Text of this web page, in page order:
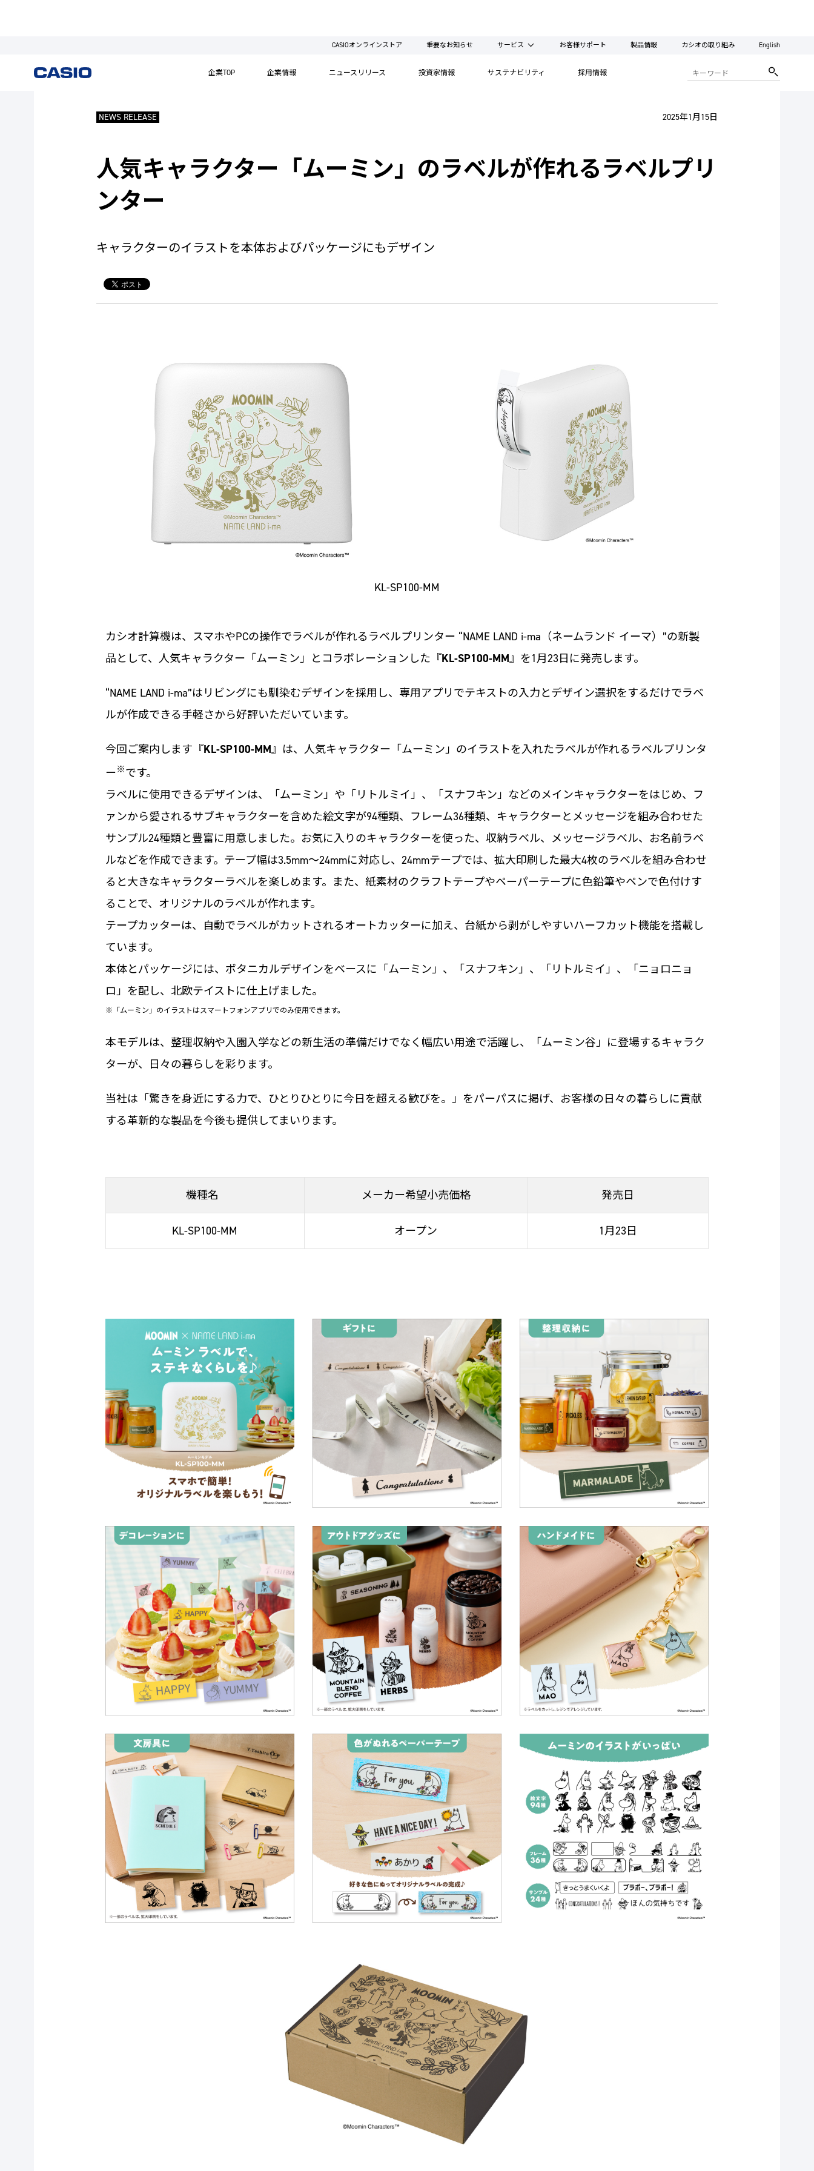
CASIOオンラインストア 重要なお知らせ サービス お客様サポート 製品情報 カシオの取り組み English
企業TOP 企業情報 ニュースリリース 投資家情報 サステナビリティ 採用情報
NEWS RELEASE 2025年1月15日
人気キャラクター「ムーミン」のラベルが作れるラベルプリ
ンター
キャラクターのイラストを本体およびパッケージにもデザイン
KL-SP100-MM
カシオ計算機は、スマホやPCの操作でラベルが作れるラベルプリンター “NAME LAND i-ma（ネームランド イーマ）”の新製
品として、人気キャラクター「ムーミン」とコラボレーションした『KL-SP100-MM』を1月23日に発売します。
“NAME LAND i-ma”はリビングにも馴染むデザインを採用し、専用アプリでテキストの入力とデザイン選択をするだけでラベ
ルが作成できる手軽さから好評いただいています。
今回ご案内します『KL-SP100-MM』は、人気キャラクター「ムーミン」のイラストを入れたラベルが作れるラベルプリンタ
ー※です。
ラベルに使用できるデザインは、「ムーミン」や「リトルミイ」、「スナフキン」などのメインキャラクターをはじめ、フ
ァンから愛されるサブキャラクターを含めた絵文字が94種類、フレーム36種類、キャラクターとメッセージを組み合わせた
サンプル24種類と豊富に用意しました。お気に入りのキャラクターを使った、収納ラベル、メッセージラベル、お名前ラベ
ルなどを作成できます。テープ幅は3.5mm～24mmに対応し、24mmテープでは、拡大印刷した最大4枚のラベルを組み合わせ
ると大きなキャラクターラベルを楽しめます。また、紙素材のクラフトテープやペーパーテープに色鉛筆やペンで色付けす
ることで、オリジナルのラベルが作れます。
テープカッターは、自動でラベルがカットされるオートカッターに加え、台紙から剥がしやすいハーフカット機能を搭載し
ています。
本体とパッケージには、ボタニカルデザインをベースに「ムーミン」、「スナフキン」、「リトルミイ」、「ニョロニョ
ロ」を配し、北欧テイストに仕上げました。
※「ムーミン」のイラストはスマートフォンアプリでのみ使用できます。
本モデルは、整理収納や入園入学などの新生活の準備だけでなく幅広い用途で活躍し、「ムーミン谷」に登場するキャラク
ターが、日々の暮らしを彩ります。
当社は「驚きを身近にする力で、ひとりひとりに今日を超える歓びを。」をパーパスに掲げ、お客様の日々の暮らしに貢献
する革新的な製品を今後も提供してまいります。
機種名 メーカー希望小売価格 発売日
KL-SP100-MM オープン 1月23日